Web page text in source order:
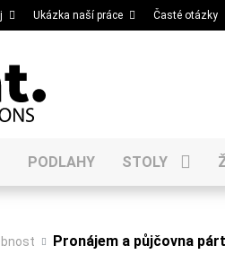
Ukázka naší práce Časté otázky
PODLAHY STOLY
Pronájem a půjčovna